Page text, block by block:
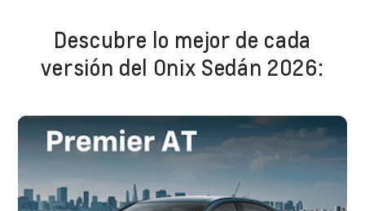
Descubre lo mejor de cada
versión del Onix Sedán 2026: